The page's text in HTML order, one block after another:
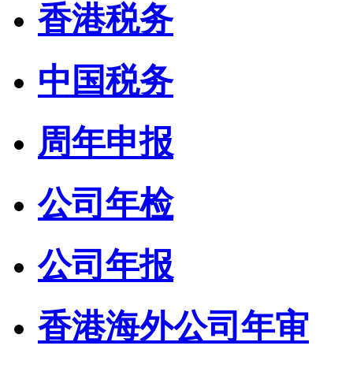
香港税务
中国税务
周年申报
公司年检
公司年报
香港海外公司年审